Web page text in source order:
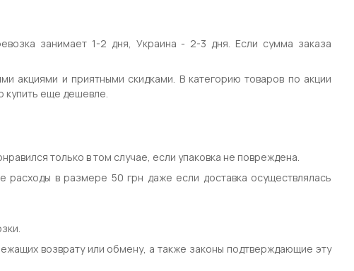
занимает 1-2 дня, Украина - 2-3 дня. Если сумма заказа
акциями и приятными скидками. В категорию товаров по акции
купить еще дешевле.
только в том случае, если упаковка не повреждена.
расходы в размере 50 грн даже если доставка осуществлялась
возврату или обмену, а также законы подтверждающие эту